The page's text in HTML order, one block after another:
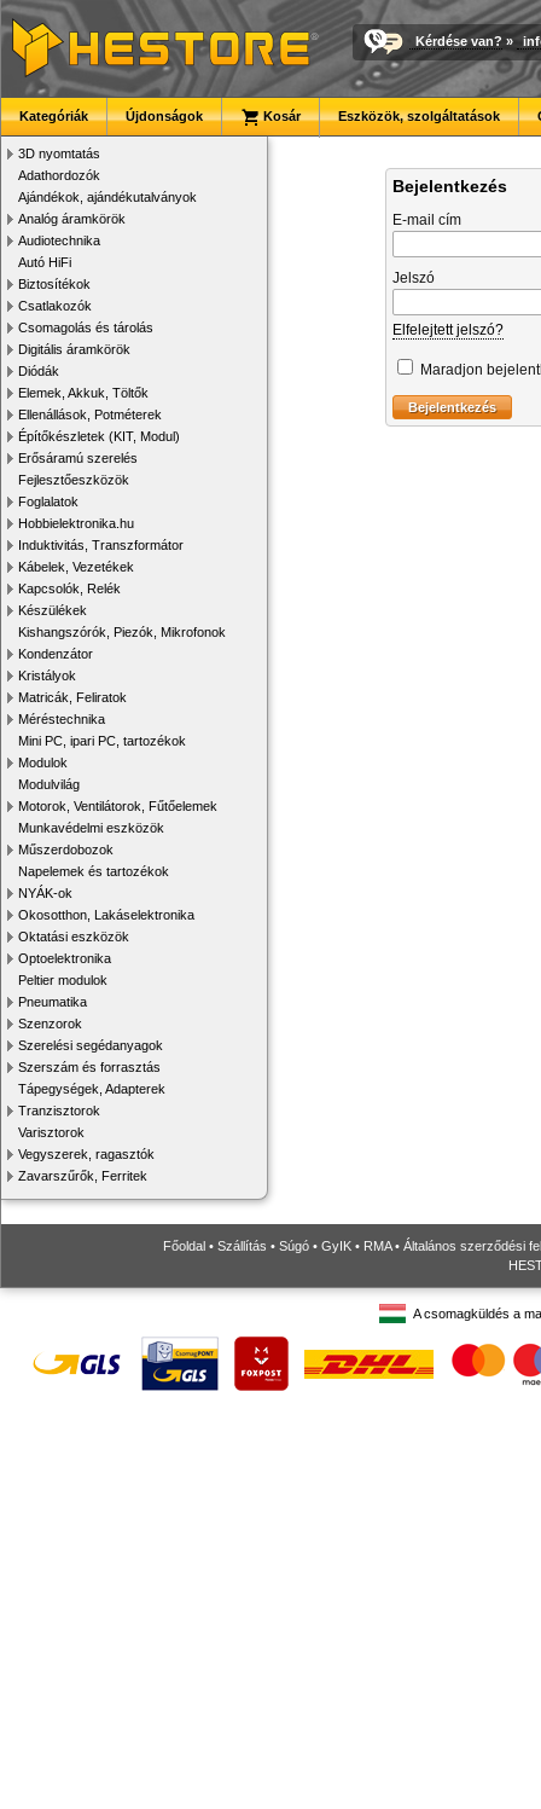
Kérdése van? »
Kategóriák Újdonságok Kosár Eszközök, szolgáltatások
3D nyomtatás
Adathordozók
Ajándékok, ajándékutalványok
Analóg áramkörök
Audiotechnika
Autó HiFi
Biztosítékok
Csatlakozók
Csomagolás és tárolás
Digitális áramkörök
Diódák
Elemek, Akkuk, Töltők
Ellenállások, Potméterek
Építőkészletek (KIT, Modul)
Erősáramú szerelés
Fejlesztőeszközök
Foglalatok
Hobbielektronika.hu
Induktivitás, Transzformátor
Kábelek, Vezetékek
Kapcsolók, Relék
Készülékek
Kishangszórók, Piezók, Mikrofonok
Kondenzátor
Kristályok
Matricák, Feliratok
Méréstechnika
Mini PC, ipari PC, tartozékok
Modulok
Modulvilág
Motorok, Ventilátorok, Fűtőelemek
Munkavédelmi eszközök
Műszerdobozok
Napelemek és tartozékok
NYÁK-ok
Okosotthon, Lakáselektronika
Oktatási eszközök
Optoelektronika
Peltier modulok
Pneumatika
Szenzorok
Szerelési segédanyagok
Szerszám és forrasztás
Tápegységek, Adapterek
Tranzisztorok
Varisztorok
Vegyszerek, ragasztók
Zavarszűrők, Ferritek
Bejelentkezés
E-mail cím
Jelszó
Elfelejtett jelszó?
Maradjon
Főoldal • Szállítás • Súgó • GyIK • RMA• Általános szerződési
A csomagküldés a